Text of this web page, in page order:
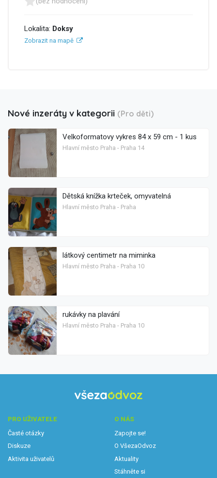
Lokalita: Doksy
Zobrazit na mapě
Nové inzeráty v kategorii (Pro děti)
Velkoformatovy vykres 84 x 59 cm - 1 kus
Hlavní město Praha - Praha 14
Dětská knížka krteček, omyvatelná
Hlavní město Praha - Praha
látkový centimetr na miminka
Hlavní město Praha - Praha 10
rukávky na plavání
Hlavní město Praha - Praha 10
PRO UŽIVATELE
Časté otázky
Diskuze
Aktivita uživatelů
O NÁS
Zapojte se!
O VšezaOdvoz
Aktuality
Stáhněte si